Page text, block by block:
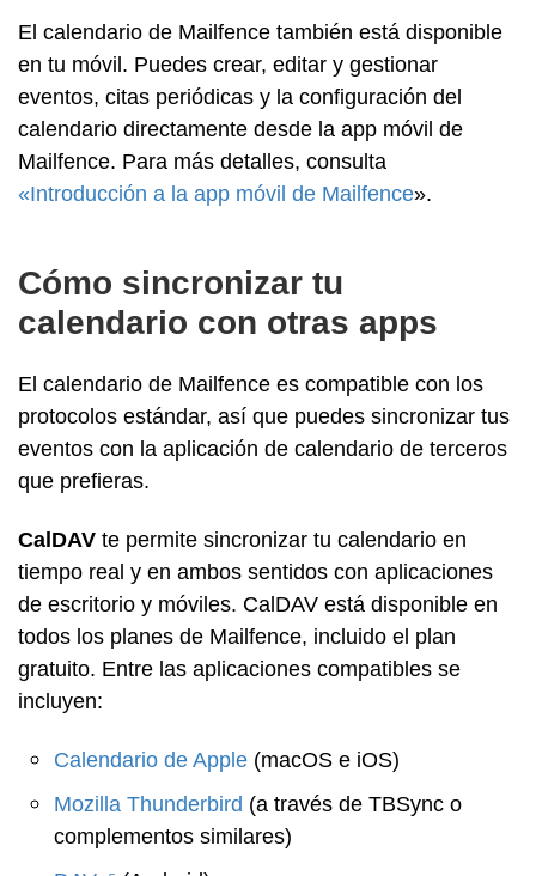
El calendario de Mailfence también está disponible
en tu móvil. Puedes crear, editar y gestionar
eventos, citas periódicas y la configuración del
calendario directamente desde la app móvil de
Mailfence. Para más detalles, consulta
«Introducción a la app móvil de Mailfence».
Cómo sincronizar tu
calendario con otras apps
El calendario de Mailfence es compatible con los
protocolos estándar, así que puedes sincronizar tus
eventos con la aplicación de calendario de terceros
que prefieras.
CalDAV te permite sincronizar tu calendario en
tiempo real y en ambos sentidos con aplicaciones
de escritorio y móviles. CalDAV está disponible en
todos los planes de Mailfence, incluido el plan
gratuito. Entre las aplicaciones compatibles se
incluyen:
Calendario de Apple (macOS e iOS)
Mozilla Thunderbird (a través de TBSync o
complementos similares)